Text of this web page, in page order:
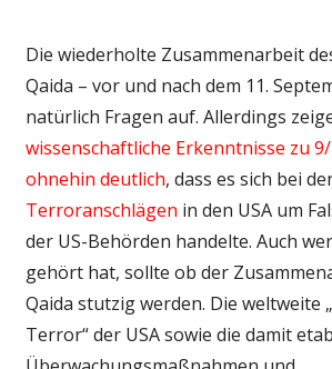
Die wiederholte Zusammenarbeit
Qaida – vor und nach dem 11.
natürlich Fragen auf. Allerdings
wissenschaftliche Erkenntnisse zu 9/
ohnehin deutlich, dass es sich bei
Terroranschlägen in den USA um
der US-Behörden handelte. Auch
gehört hat, sollte ob der
Qaida stutzig werden. Die weltweite
Terror“ der USA sowie die damit